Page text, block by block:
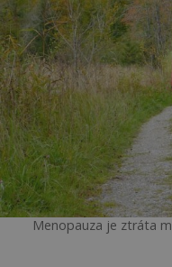
Menopauza je ztráta